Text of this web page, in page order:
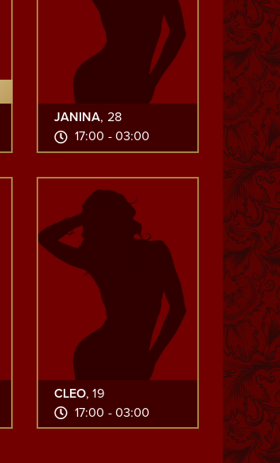
JANINA, 28
17:00 - 03:00
CLEO, 19
17:00 - 03:00